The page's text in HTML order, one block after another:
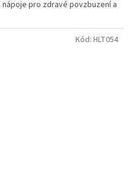
pro zdravé povzbuzení a
Kód: HLT054